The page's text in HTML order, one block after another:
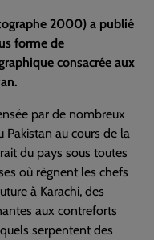
2000) a publié
forme de
consacrée aux
par de nombreux
Pakistan au cours de la
du pays sous toutes
où règnent les chefs
à Karachi, des
aux contreforts
serpentent des